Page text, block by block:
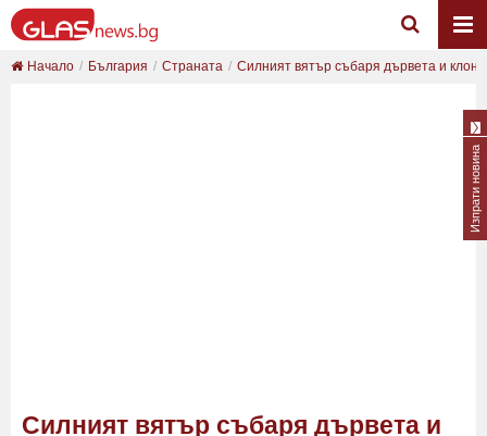
Начало България Страната Силният вятър събаря дървета и
Силният вятър събаря дървета и
Изпрати новина